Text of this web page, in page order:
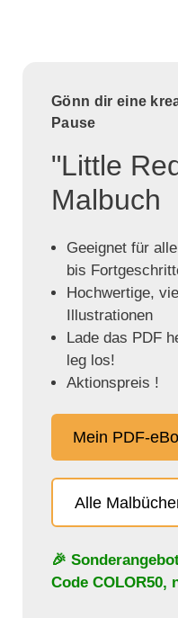
Gönn dir eine
Pause
"Little
Malbuch
Geeignet für
bis
Hochwertige,
Illustrationen
Lade das PDF
leg los!
Aktionspreis !
Mein PDF-
Alle
🎉
Code COLOR50,